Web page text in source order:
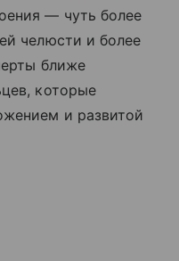
— чуть более
челюсти и более
ближе
которые
и развитой